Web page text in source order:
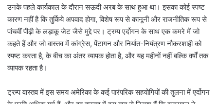
उनके पहले कार्यकाल के दौरान सऊदी अरब के साथ हुआ था। इसका कोई स्पष्ट
कारण नहीं है कि तुर्किये अपवाद होगा, विशेष रूप से कानूनी और राजनीतिक रूप से
पांचवीं पीढ़ी के लड़ाकू जेट जैसे मुद्दे पर। ट्रम्प एर्दोगन के साथ एक कमरे में जो
कहते हैं और जो वास्तव में कांग्रेस, पेंटागन और निर्यात-नियंत्रण नौकरशाही को
स्पष्ट करता है, के बीच का अंतर व्यापक होता है, और यह महीनों नहीं बल्कि वर्षों तक
व्यापक रहता है।
ट्रम्प वास्तव में इस समय अमेरिका के कई पारंपरिक सहयोगियों की तुलना में एर्दोगन